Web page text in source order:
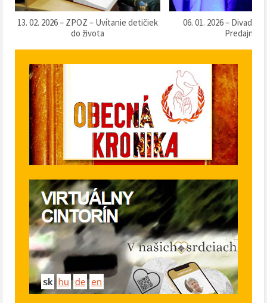
06. 01. 2026 – Divadlo „Táračky“ v
Predajnej
13. 12. 2025 – Súťaž o
klobásu 2025“ v